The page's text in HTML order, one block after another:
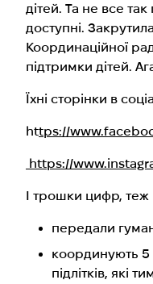
дітей. Та не все
доступні.
Координаційної
підтримки дітей.
Їхні сторінки в
https://
https://
І трошки цифр, теж
передали
координують 5
підлітків, які